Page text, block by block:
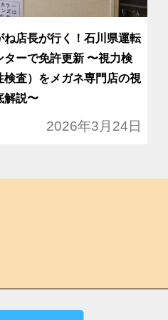
ね店長が行く！石川県運転
ターで免許更新 〜視力検
検査）をメガネ専門店の視
解説〜
2026年3月24日